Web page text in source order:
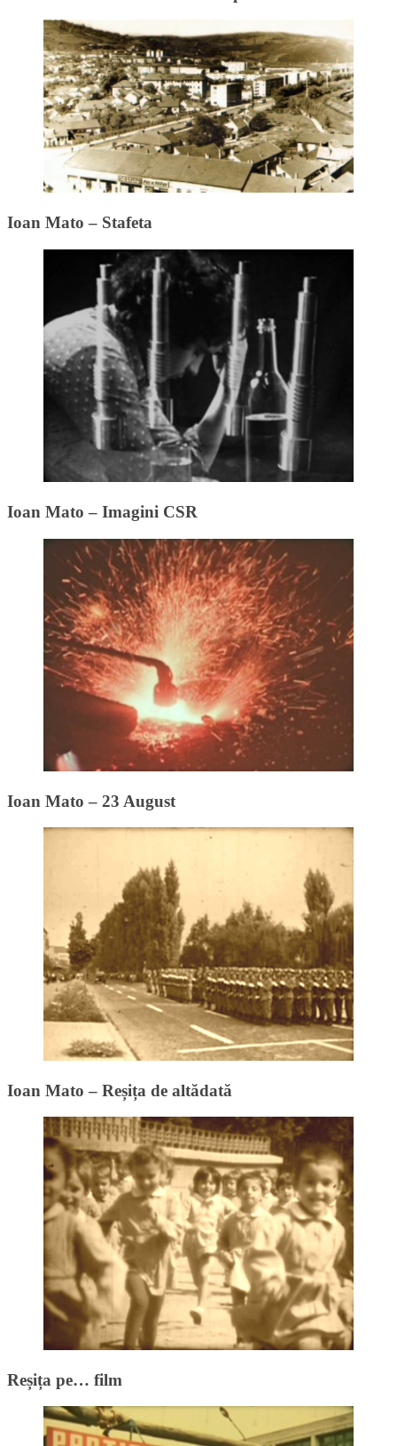
Ioan Mato – Stafeta
Ioan Mato – Imagini CSR
Ioan Mato – 23 August
Ioan Mato – Reșița de altădată
Reșița pe… film